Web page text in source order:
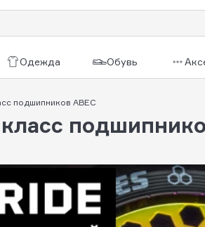
Одежда Обувь
подшипников ABEC